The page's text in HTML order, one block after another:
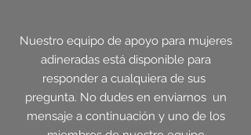
Nuestro equipo de apoyo para mujeres
adineradas está disponible para
responder a cualquiera de sus
pregunta. No dudes en enviarnos un
mensaje a continuación y uno de los